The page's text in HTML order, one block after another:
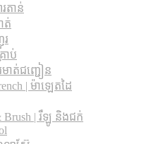
តាន់
ត់
ាប់
មាត់ជញ្ជៀន
|​ ម៉ាឡេតដៃ
Brush | រឺឡូ និងជក់